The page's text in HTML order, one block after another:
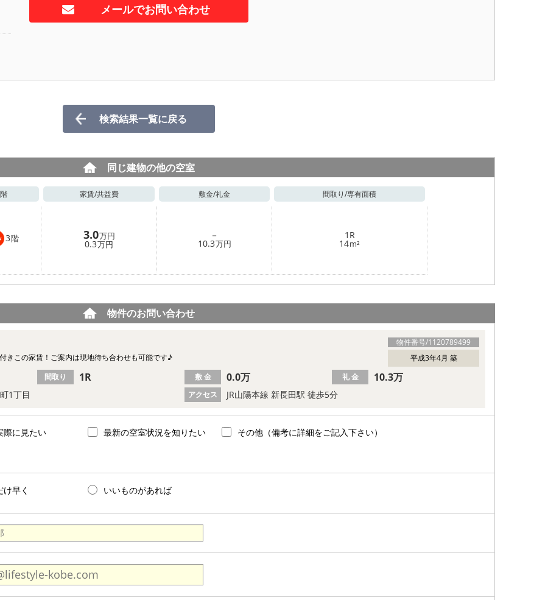
メールでお問い合わせ
検索結果一覧に戻る
同じ建物の他の空室
階 家賃/共益費 敷金/礼金 間取り/専有面積
3階 3.0万円
0.3万円
－
10.3万円
1R
14m²
物件のお問い合わせ
物件番号/1120789499
平成3年4月 築
きこの家賃！ご案内は現地待ち合わせも可能です♪
1丁目 アクセス JR山陽本線 新長田駅 徒歩5分
間取り 1R 敷 金 0.0万 礼 金 10.3万
際に見たい 最新の空室状況を知りたい その他（備考に詳細をご記入下さい）
早く いいものがあれば